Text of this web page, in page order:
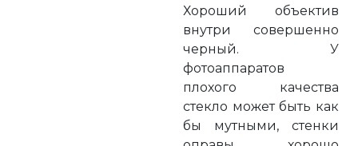
Хороший объектив
внутри совершенно
черный. У
фотоаппаратов
плохого качества
стекло может быть как
бы мутными, стенки